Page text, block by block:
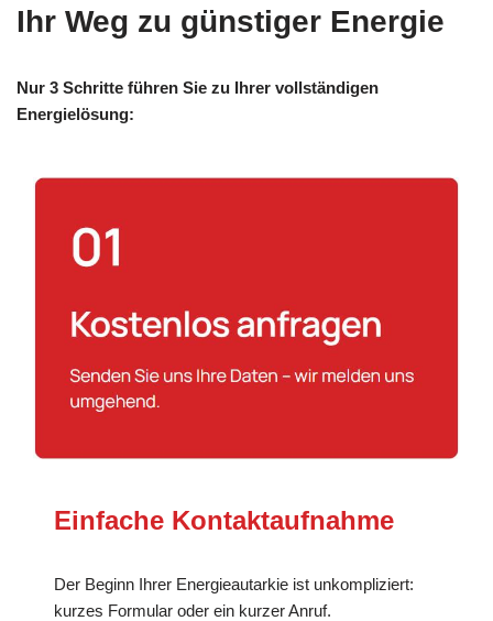
Ihr Weg zu günstiger Energie
Nur 3 Schritte führen Sie zu Ihrer vollständigen
Energielösung:
Einfache Kontaktaufnahme
Der Beginn Ihrer Energieautarkie ist unkompliziert:
kurzes Formular oder ein kurzer Anruf.